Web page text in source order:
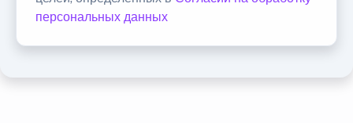
персональных данных